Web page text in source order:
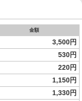
金額
3,500円
530円
220円
1,150円
1,330円